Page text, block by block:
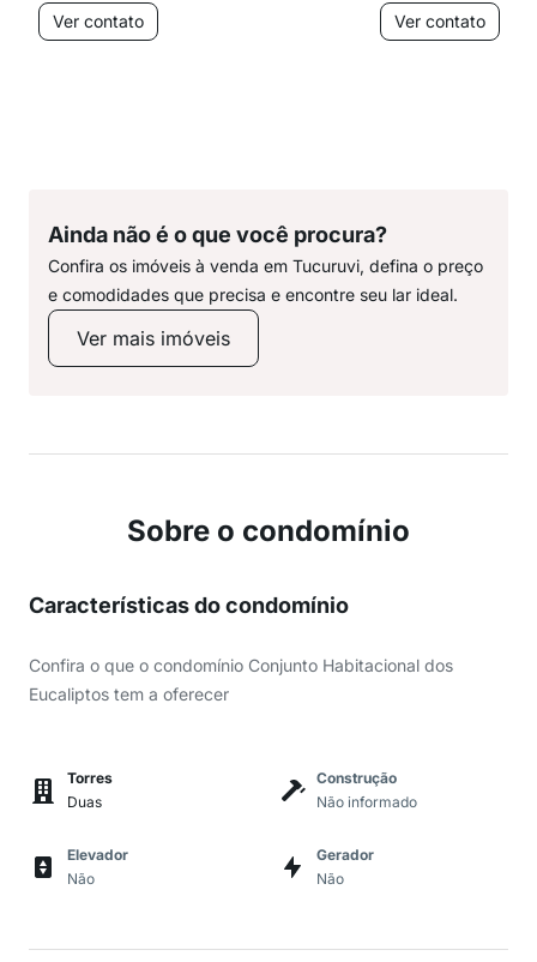
Ver contato
Ver contato
Ainda não é o que você procura?
Confira os imóveis à venda em Tucuruvi, defina o preço
e comodidades que precisa e encontre seu lar ideal.
Ver mais imóveis
Sobre o condomínio
Características do condomínio
Confira o que o condomínio Conjunto Habitacional dos
Eucaliptos tem a oferecer
Torres
Duas
Construção
Não informado
Elevador
Não
Gerador
Não